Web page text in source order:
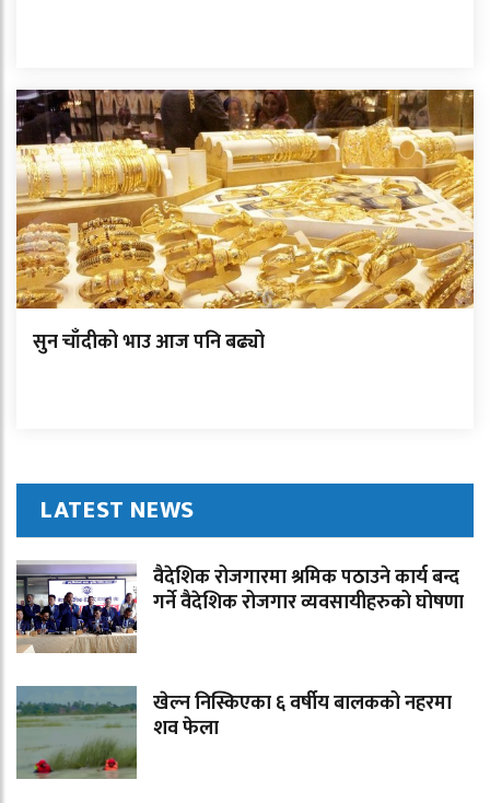
सुन चाँदीको भाउ आज पनि बढ्यो
LATEST NEWS
वैदेशिक रोजगारमा श्रमिक पठाउने कार्य बन्द
गर्ने वैदेशिक रोजगार व्यवसायीहरुको घोषणा
खेल्न निस्किएका ६ वर्षीय बालकको नहरमा
शव फेला